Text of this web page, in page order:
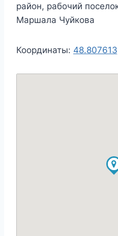
район, рабочий
Маршала Чуйкова
Координаты: